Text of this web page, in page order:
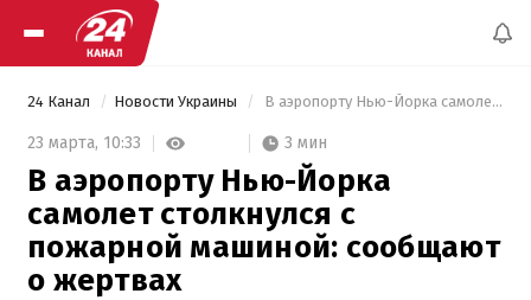
24 Канал Новости Украины В аэропорту Нью-Йорка самолет столкнулся с пожарной машиной: сообщают о жертвах
23 марта, 10:33 3 мин
В аэропорту Нью-Йорка
самолет столкнулся с
пожарной машиной: сообщают
о жертвах